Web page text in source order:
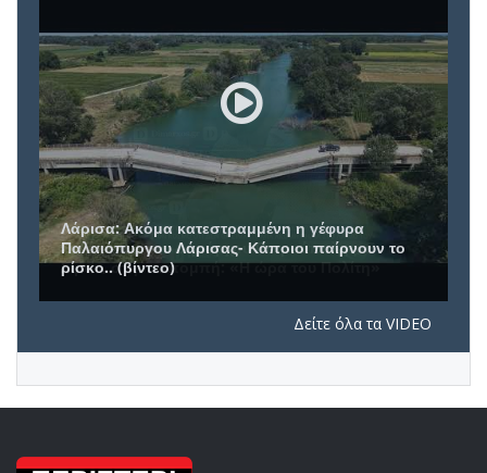
Συνέντευξη του Δημάρχου Πετρούπολης, Β.
Σίμου, στην εκπομπή: «Η ώρα του Πολίτη»
Δείτε όλα τα VIDEO